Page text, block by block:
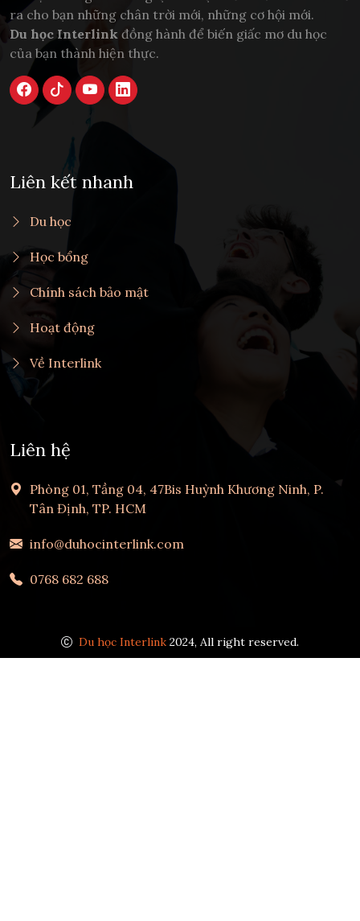
ra cho bạn những chân trời mới, những cơ hội mới.
Du học Interlink đồng hành để biến giấc mơ du học
của bạn thành hiện thực.
Liên kết nhanh
Du học
Học bổng
Chính sách bảo mật
Hoạt động
Về Interlink
Liên hệ
Phòng 01, Tầng 04, 47Bis Huỳnh Khương Ninh, P.
Tân Định, TP. HCM
info@duhocinterlink.com
0768 682 688
Du học Interlink 2024, All right reserved.